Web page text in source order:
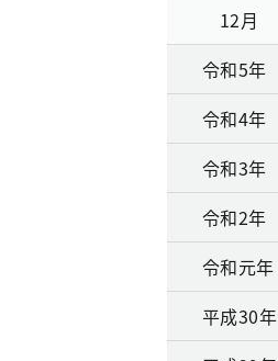
12月
令和5年
令和4年
令和3年
令和2年
令和元年
平成30年